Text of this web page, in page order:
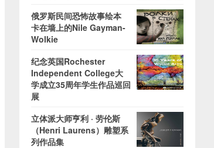
俄罗斯民间恐怖故事绘本
卡在墙上的Nile Gayman-
Wolkie
纪念英国Rochester
Independent College大
学成立35周年学生作品巡回
展
立体派大师亨利 · 劳伦斯
（Henri Laurens）雕塑系
列作品集